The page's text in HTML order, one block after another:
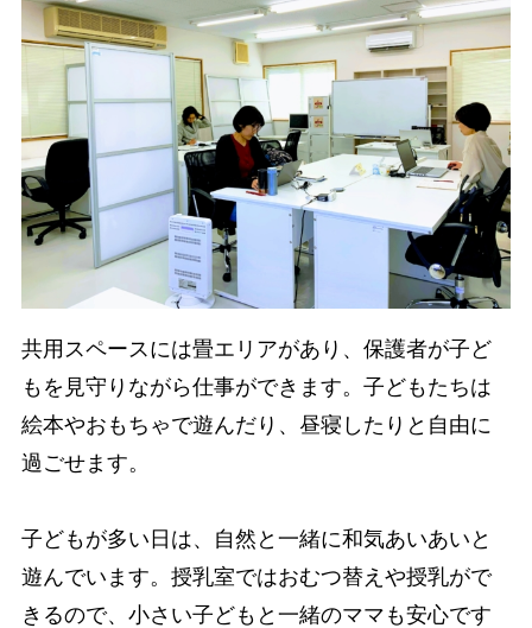
共用スペースには畳エリアがあり、保護者が子ど
もを見守りながら仕事ができます。子どもたちは
絵本やおもちゃで遊んだり、昼寝したりと自由に
過ごせます。
子どもが多い日は、自然と一緒に和気あいあいと
遊んでいます。授乳室ではおむつ替えや授乳がで
きるので、小さい子どもと一緒のママも安心です